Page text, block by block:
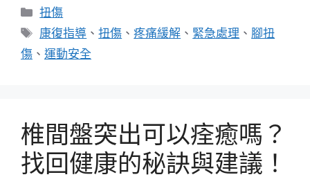
分
類
扭傷
標
籤
康復指導 、扭傷 、疼痛緩解 、 緊急處理 、 腳扭
傷 、 運動安全
椎間盤突出可以痊癒嗎？
找回健康的秘訣與建議！